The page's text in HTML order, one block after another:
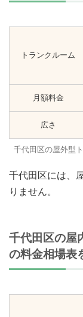
トランクルーム
月額料金
広さ
千代田区の屋外型
千代田区には、
りません。
千代田区の屋
の料金相場表